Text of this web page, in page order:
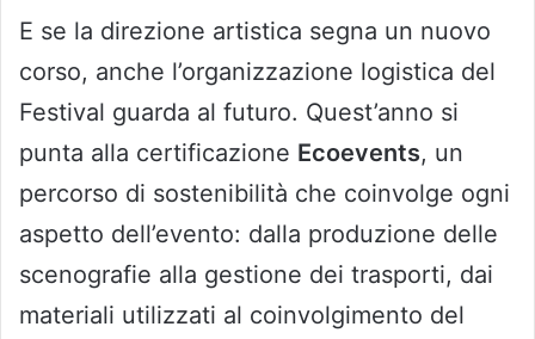
E se la direzione artistica segna un nuovo
corso, anche l’organizzazione logistica del
Festival guarda al futuro. Quest’anno si
punta alla certificazione Ecoevents, un
percorso di sostenibilità che coinvolge ogni
aspetto dell’evento: dalla produzione delle
scenografie alla gestione dei trasporti, dai
materiali utilizzati al coinvolgimento del